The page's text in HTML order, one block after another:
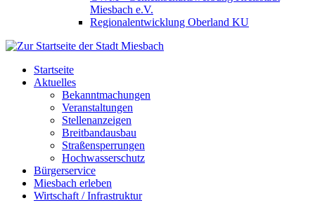
Miesbach e.V.
Regionalentwicklung Oberland KU
Startseite
Aktuelles
Bekanntmachungen
Veranstaltungen
Stellenanzeigen
Breitbandausbau
Straßensperrungen
Hochwasserschutz
Bürgerservice
Miesbach erleben
Wirtschaft / Infrastruktur